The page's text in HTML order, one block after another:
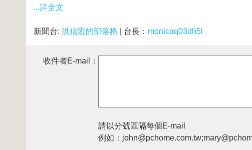
...詳全文
新聞台: 洪信宏的部落格 | 台長： monicaq03dh5l
收件者E-mail：
請以分號區隔每個E-mail
例如：